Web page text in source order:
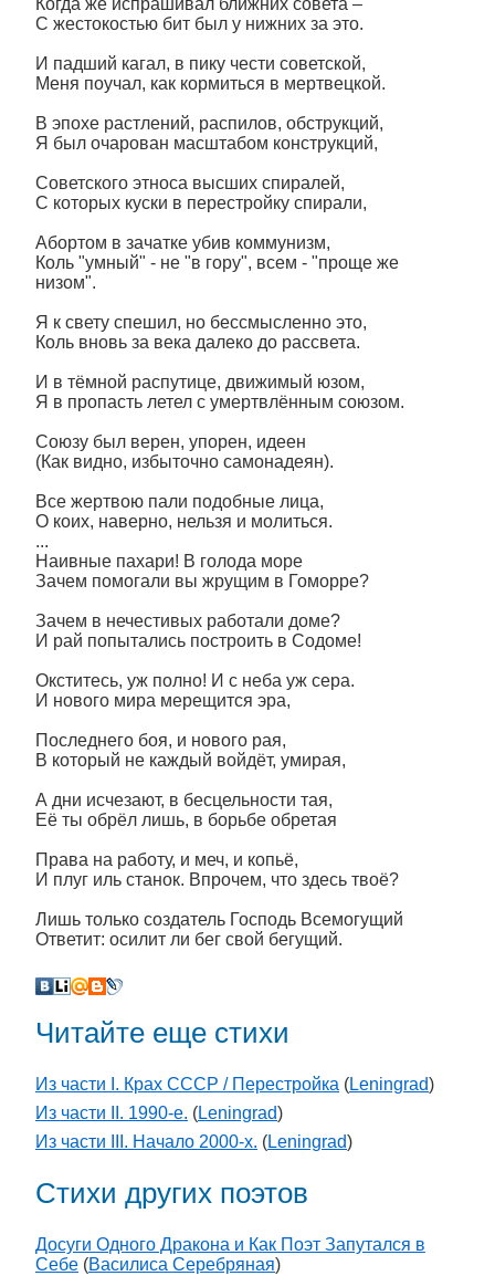
Когда же испрашивал ближних совета –
С жестокостью бит был у нижних за это.
И падший кагал, в пику чести советской,
Меня поучал, как кормиться в мертвецкой.
В эпохе растлений, распилов, обструкций,
Я был очарован масштабом конструкций,
Советского этноса высших спиралей,
С которых куски в перестройку спирали,
Абортом в зачатке убив коммунизм,
Коль "умный" - не "в гору", всем - "проще же
низом".
Я к свету спешил, но бессмысленно это,
Коль вновь за века далеко до рассвета.
И в тёмной распутице, движимый юзом,
Я в пропасть летел с умертвлённым союзом.
Союзу был верен, упорен, идеен
(Как видно, избыточно самонадеян).
Все жертвою пали подобные лица,
О коих, наверно, нельзя и молиться.
...
Наивные пахари! В голода море
Зачем помогали вы жрущим в Гоморре?
Зачем в нечестивых работали доме?
И рай попытались построить в Содоме!
Окститесь, уж полно! И с неба уж сера.
И нового мира мерещится эра,
Последнего боя, и нового рая,
В который не каждый войдёт, умирая,
А дни исчезают, в бесцельности тая,
Её ты обрёл лишь, в борьбе обретая
Права на работу, и меч, и копьё,
И плуг иль станок. Впрочем, что здесь твоё?
Лишь только создатель Господь Всемогущий
Ответит: осилит ли бег свой бегущий.
Читайте еще стихи
Из части I. Крах СССР / Перестройка (Leningrad)
Из части II. 1990-е. (Leningrad)
Из части III. Начало 2000-х. (Leningrad)
Стихи других поэтов
Досуги Одного Дракона и Как Поэт Запутался в
Себе (Василиса Серебряная)